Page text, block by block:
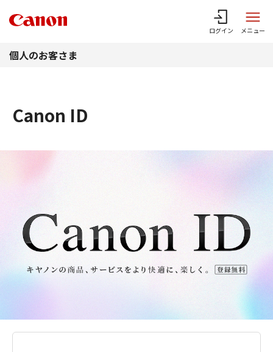
ログイン メニュー
個人のお客さま
Canon ID